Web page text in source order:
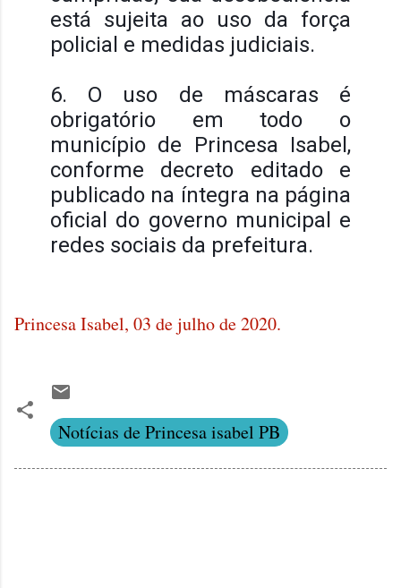
está sujeita ao uso da força
policial e medidas judiciais.
6. O uso de máscaras é
obrigatório em todo o
município de Princesa Isabel,
conforme decreto editado e
publicado na íntegra na página
oficial do governo municipal e
redes sociais da prefeitura.
Princesa Isabel, 03 de julho de 2020.
Notícias de Princesa isabel PB